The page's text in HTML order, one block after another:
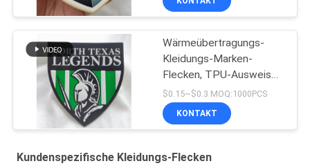
Wärmeübertragungs-
Kleidungs-Marken-
Flecken, TPU-Ausweis
für Team Apparel
$0.15~$0.3 MOQ:1000PCS
KONTAKT
Kundenspezifische Kleidungs-Flecken